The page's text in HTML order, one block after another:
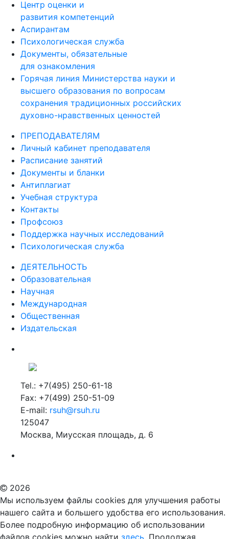
Центр оценки и
развития компетенций
Аспирантам
Психологическая служба
Документы, обязательные
для ознакомления
Горячая линия Министерства науки и
высшего образования по вопросам
сохранения традиционных российских
духовно-нравственных ценностей
ПРЕПОДАВАТЕЛЯМ
Личный кабинет преподавателя
Расписание занятий
Документы и бланки
Антиплагиат
Учебная структура
Контакты
Профсоюз
Поддержка научных исследований
Психологическая служба
ДЕЯТЕЛЬНОСТЬ
Образовательная
Научная
Международная
Общественная
Издательская
Tel.: +7(495) 250-61-18
Fax: +7(499) 250-51-09
E-mail: rsuh@rsuh.ru
125047
Москва, Миусская площадь, д. 6
2026
Мы используем файлы cookies для улучшения работы
нашего сайта и большего удобства его использования.
Более подробную информацию об использовании
файлов cookies можно найти здесь. Продолжая